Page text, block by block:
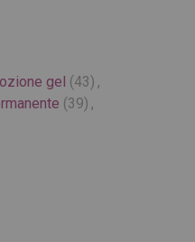
gel (43) ,
(39) ,